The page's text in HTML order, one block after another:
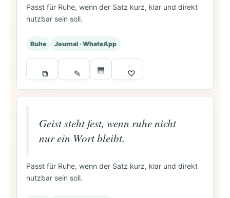
Passt für Ruhe, wenn der Satz kurz, klar und direkt
nutzbar sein soll.
Ruhe Journal · WhatsApp
⧉ ✎ ▤ ♡
Geist steht fest, wenn ruhe nicht
nur ein Wort bleibt.
Passt für Ruhe, wenn der Satz kurz, klar und direkt
nutzbar sein soll.